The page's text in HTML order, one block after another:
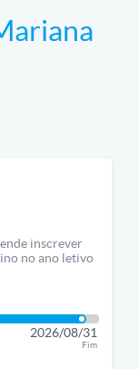
inscrever
no ano letivo
2026/08/31
Fim